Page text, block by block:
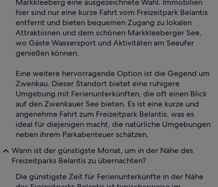
Markkleeberg eine ausgezeichnete Wahl. Immobilien
hier sind nur eine kurze Fahrt vom Freizeitpark Belantis
entfernt und bieten bequemen Zugang zu lokalen
Attraktionen und dem schönen Markkleeberger See,
wo Gäste Wassersport und Aktivitäten am Seeufer
genießen können.
Eine weitere hervorragende Option ist die Gegend um
Zwenkau. Dieser Standort bietet eine ruhigere
Umgebung mit Ferienunterkünften, die oft einen Blick
auf den Zwenkauer See bieten. Es ist eine kurze und
angenehme Fahrt zum Freizeitpark Belantis, was es
ideal für diejenigen macht, die natürliche Umgebungen
neben ihrem Parkabenteuer schätzen.
Wann ist der günstigste Monat, um in der Nähe des
Freizeitparks Belantis zu übernachten?
Die günstigste Zeit für Ferienunterkünfte in der Nähe